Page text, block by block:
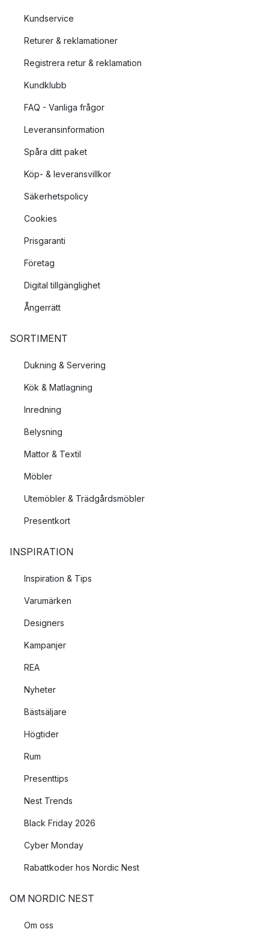
Kundservice
Returer & reklamationer
Registrera retur & reklamation
Kundklubb
FAQ - Vanliga frågor
Leveransinformation
Spåra ditt paket
Köp- & leveransvillkor
Säkerhetspolicy
Cookies
Prisgaranti
Företag
Digital tillgänglighet
Ångerrätt
SORTIMENT
Dukning & Servering
Kök & Matlagning
Inredning
Belysning
Mattor & Textil
Möbler
Utemöbler & Trädgårdsmöbler
Presentkort
INSPIRATION
Inspiration & Tips
Varumärken
Designers
Kampanjer
REA
Nyheter
Bästsäljare
Högtider
Rum
Presenttips
Nest Trends
Black Friday 2026
Cyber Monday
Rabattkoder hos Nordic Nest
OM NORDIC NEST
Om oss